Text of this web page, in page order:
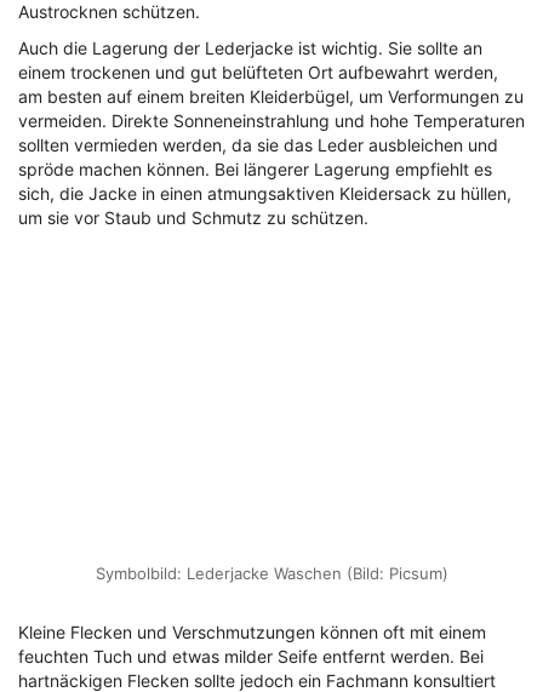
Austrocknen schützen.
Auch die Lagerung der Lederjacke ist wichtig. Sie sollte an
einem trockenen und gut belüfteten Ort aufbewahrt werden,
am besten auf einem breiten Kleiderbügel, um Verformungen zu
vermeiden. Direkte Sonneneinstrahlung und hohe Temperaturen
sollten vermieden werden, da sie das Leder ausbleichen und
spröde machen können. Bei längerer Lagerung empfiehlt es
sich, die Jacke in einen atmungsaktiven Kleidersack zu hüllen,
um sie vor Staub und Schmutz zu schützen.
Symbolbild: Lederjacke Waschen (Bild: Picsum)
Kleine Flecken und Verschmutzungen können oft mit einem
feuchten Tuch und etwas milder Seife entfernt werden. Bei
hartnäckigen Flecken sollte jedoch ein Fachmann konsultiert